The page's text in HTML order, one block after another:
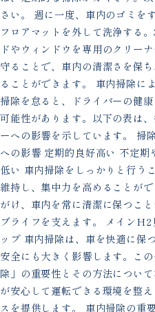
さい。 週に一度、車内のゴミを
フロアマットを外して洗浄する
ドやウィンドウを専用のクリー
守ることで、車内の清潔さを保
ることができます。 車内掃除に
掃除を怠ると、ドライバーの健
可能性があります。以下の表は
ーへの影響を示しています。 掃
への影響 定期的良好高い 不定
低い 車内掃除をしっかりと行う
維持し、集中力を高めることが
がけ、車内を常に清潔に保つこ
ブライフを支えます。 メイン
ップ 車内掃除は、車を快適に保
安全にも大きく影響します。こ
除」の重要性とその方法につい
が安心して運転できる環境を整
スを提供します。 車内掃除の重